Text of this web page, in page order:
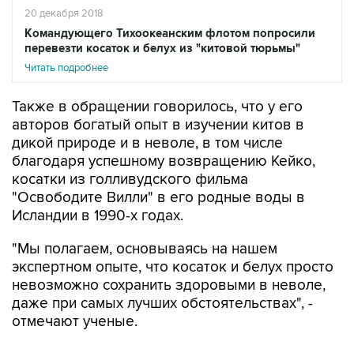
20 декабря 2018
Командующего Тихоокеанским флотом попросили
перевезти косаток и белух из "китовой тюрьмы"
Читать подробнее
Также в обращении говорилось, что у его
авторов богатый опыт в изучении китов в
дикой природе и в неволе, в том числе
благодаря успешному возвращению Кейко,
косатки из голливудского фильма
"Освободите Вилли" в его родные воды в
Исландии в 1990-х годах.
"Мы полагаем, основываясь на нашем
экспертном опыте, что косаток и белух просто
невозможно сохранить здоровыми в неволе,
даже при самых лучших обстоятельствах", -
отмечают ученые.